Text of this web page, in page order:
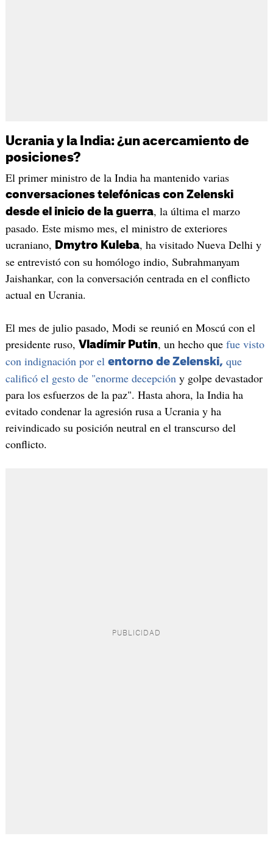
Ucrania y la India: ¿un acercamiento de
posiciones?
El primer ministro de la India ha mantenido varias
conversaciones telefónicas con Zelenski
desde el inicio de la guerra, la última el marzo
pasado. Este mismo mes, el ministro de exteriores
ucraniano, Dmytro Kuleba, ha visitado Nueva Delhi y
se entrevistó con su homólogo indio, Subrahmanyam
Jaishankar, con la conversación centrada en el conflicto
actual en Ucrania.
El mes de julio pasado, Modi se reunió en Moscú con el
presidente ruso, Vladímir Putin, un hecho que fue visto
con indignación por el entorno de Zelenski, que
calificó el gesto de "enorme decepción y golpe devastador
para los esfuerzos de la paz". Hasta ahora, la India ha
evitado condenar la agresión rusa a Ucrania y ha
reivindicado su posición neutral en el transcurso del
conflicto.